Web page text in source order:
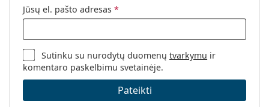
Prekės ženklas:
Lentiamo
Jūsų el. pašto adresas *
Sutinku su nurodytų duomenųtvarkymu ir
komentaro paskelbimu svetainėje.
Pateikti